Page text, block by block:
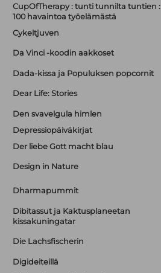
CupOfTherapy : tunti tunnilta tuntien :
100 havaintoa työelämästä
Cykeltjuven
Da Vinci -koodin aakkoset
Dada-kissa ja Populuksen popcornit
Dear Life: Stories
Den svavelgula himlen
Depressiopäiväkirjat
Der liebe Gott macht blau
Design in Nature
Dharmapummit
Dibitassut ja Kaktusplaneetan
kissakuningatar
Die Lachsfischerin
Digideiteillä